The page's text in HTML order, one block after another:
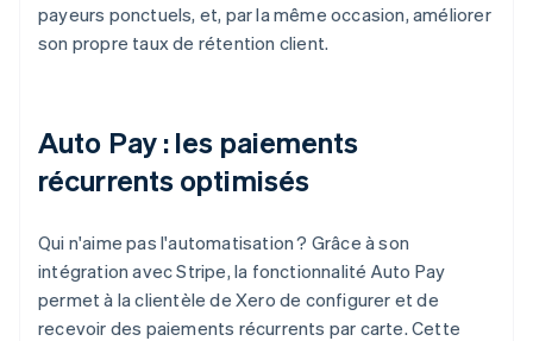
payeurs ponctuels, et, par la même occasion, améliorer
son propre taux de rétention client.
Auto Pay : les paiements
récurrents optimisés
Qui n'aime pas l'automatisation ? Grâce à son
intégration avec Stripe, la fonctionnalité Auto Pay
permet à la clientèle de Xero de configurer et de
recevoir des paiements récurrents par carte. Cette